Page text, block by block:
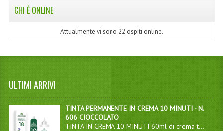
CHI È ONLINE
Attualmente vi sono 22 ospiti online.
ULTIMI ARRIVI
TINTA PERMANENTE IN CREMA 10 MINUTI - N.
606 CIOCCOLATO
TINTA IN CREMA 10 MINUTI 60ml di crema t...